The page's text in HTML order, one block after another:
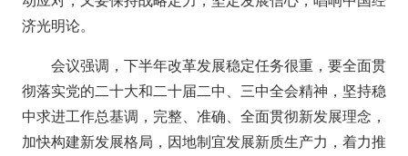
济光明论。
会议强调，下半年改革发展稳定任务很重，要全面贯
彻落实党的二十大和二十届二中、三中全会精神，坚持稳
中求进工作总基调，完整、准确、全面贯彻新发展理念，
加快构建新发展格局，因地制宜发展新质生产力，着力推